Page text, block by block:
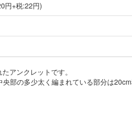
円+税:22円)
アンクレットです。
部の多少太く編まれている部分は